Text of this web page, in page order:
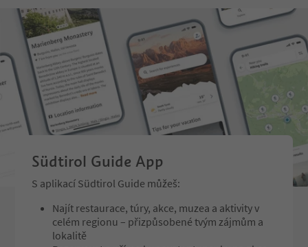
s (Gampen Gallery), whereas the c
entral part hosts an exclusive coll
ection of minerals.
veisers "Knòperi".
In the 19th century,
was so dilapidated
e completely rebuilt.
1876, under the
r Mitterer, the parish
eis was built in neo-
articularly impressive
-standing tower and
by Albrecht Steiner
Südtirol Guide App
S aplikací Südtirol Guide můžeš:
Najít restaurace, túry, akce, muzea a aktivity v
celém regionu – přizpůsobené tvým zájmům a
lokalitě